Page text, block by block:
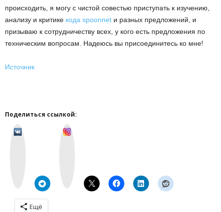
происходить, я могу с чистой совестью приступать к изучению,
анализу и критике кода spoonnet и разных предложений, и
призываю к сотрудничеству всех, у кого есть предложения по
техническим вопросам. Надеюсь вы присоединитесь ко мне!
Источник
Поделиться ссылкой:
Ещё